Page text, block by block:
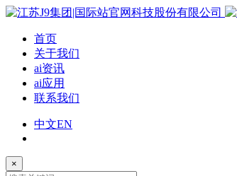
首页
关于我们
ai资讯
ai应用
联系我们
中文EN
×